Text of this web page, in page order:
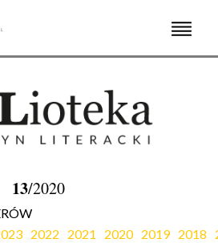
13/2020
2022 2021 2020 2019 2018